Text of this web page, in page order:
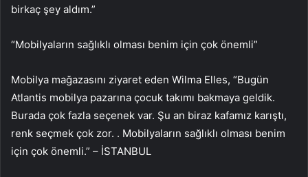
birkaç şey aldım.”
“Mobilyaların sağlıklı olması benim için çok önemli”
Mobilya mağazasını ziyaret eden Wilma Elles, “Bugün
Atlantis mobilya pazarına çocuk takımı bakmaya geldik.
Burada çok fazla seçenek var. Şu an biraz kafamız karıştı,
renk seçmek çok zor. . Mobilyaların sağlıklı olması benim
için çok önemli.” – İSTANBUL